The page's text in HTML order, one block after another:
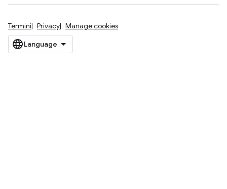
Termini Privacy Manage cookies